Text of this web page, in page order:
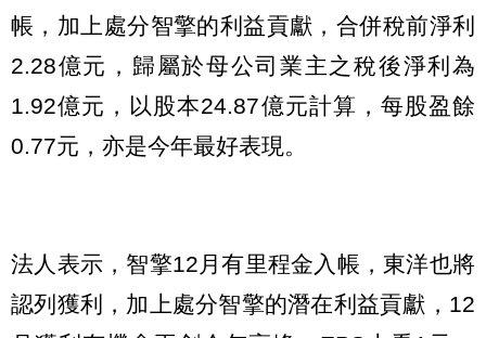
帳，加上處分智擎的利益貢獻，合併稅前淨利
2.28億元，歸屬於母公司業主之稅後淨利為
1.92億元，以股本24.87億元計算，每股盈餘
0.77元，亦是今年最好表現。
法人表示，智擎12月有里程金入帳，東洋也將
認列獲利，加上處分智擎的潛在利益貢獻，12